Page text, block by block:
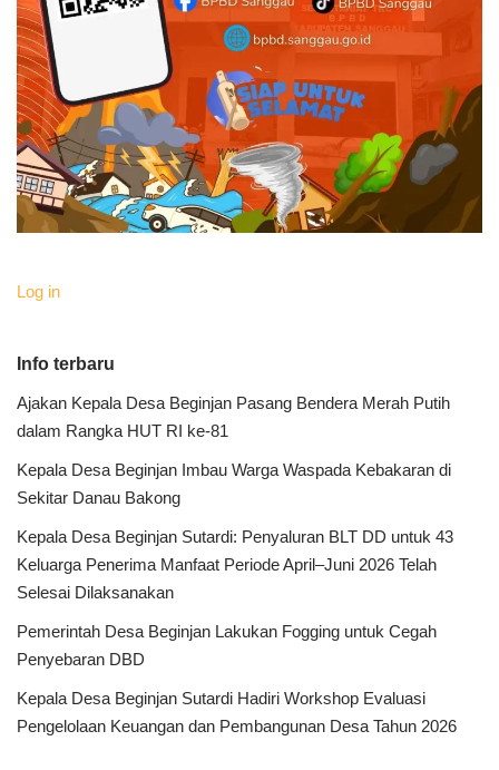
Log in
Info terbaru
Ajakan Kepala Desa Beginjan Pasang Bendera Merah Putih
dalam Rangka HUT RI ke-81
Kepala Desa Beginjan Imbau Warga Waspada Kebakaran di
Sekitar Danau Bakong
Kepala Desa Beginjan Sutardi: Penyaluran BLT DD untuk 43
Keluarga Penerima Manfaat Periode April–Juni 2026 Telah
Selesai Dilaksanakan
Pemerintah Desa Beginjan Lakukan Fogging untuk Cegah
Penyebaran DBD
Kepala Desa Beginjan Sutardi Hadiri Workshop Evaluasi
Pengelolaan Keuangan dan Pembangunan Desa Tahun 2026